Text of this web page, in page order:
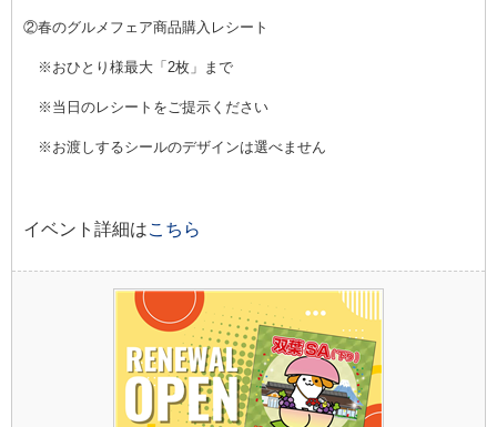
②春のグルメフェア商品購入レシート
※おひとり様最大「2枚」まで
※当日のレシートをご提示ください
※お渡しするシールのデザインは選べません
イベント詳細はこちら